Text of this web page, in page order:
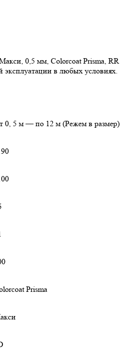
0,5 мм, Colorcoat Prisma, RR
эксплуатации в любых условиях.
0, 5 м — по 12 м (Режем в размер)
Prisma